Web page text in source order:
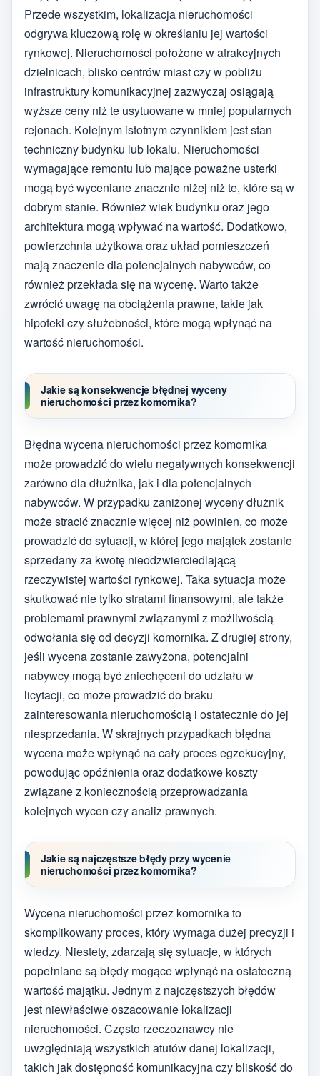
Przede wszystkim, lokalizacja nieruchomości
odgrywa kluczową rolę w określaniu jej wartości
rynkowej. Nieruchomości położone w atrakcyjnych
dzielnicach, blisko centrów miast czy w pobliżu
infrastruktury komunikacyjnej zazwyczaj osiągają
wyższe ceny niż te usytuowane w mniej popularnych
rejonach. Kolejnym istotnym czynnikiem jest stan
techniczny budynku lub lokalu. Nieruchomości
wymagające remontu lub mające poważne usterki
mogą być wyceniane znacznie niżej niż te, które są w
dobrym stanie. Również wiek budynku oraz jego
architektura mogą wpływać na wartość. Dodatkowo,
powierzchnia użytkowa oraz układ pomieszczeń
mają znaczenie dla potencjalnych nabywców, co
również przekłada się na wycenę. Warto także
zwrócić uwagę na obciążenia prawne, takie jak
hipoteki czy służebności, które mogą wpłynąć na
wartość nieruchomości.
Jakie są konsekwencje błędnej wyceny
nieruchomości przez komornika?
Błędna wycena nieruchomości przez komornika
może prowadzić do wielu negatywnych konsekwencji
zarówno dla dłużnika, jak i dla potencjalnych
nabywców. W przypadku zaniżonej wyceny dłużnik
może stracić znacznie więcej niż powinien, co może
prowadzić do sytuacji, w której jego majątek zostanie
sprzedany za kwotę nieodzwierciedlającą
rzeczywistej wartości rynkowej. Taka sytuacja może
skutkować nie tylko stratami finansowymi, ale także
problemami prawnymi związanymi z możliwością
odwołania się od decyzji komornika. Z drugiej strony,
jeśli wycena zostanie zawyżona, potencjalni
nabywcy mogą być zniechęceni do udziału w
licytacji, co może prowadzić do braku
zainteresowania nieruchomością i ostatecznie do jej
niesprzedania. W skrajnych przypadkach błędna
wycena może wpłynąć na cały proces egzekucyjny,
powodując opóźnienia oraz dodatkowe koszty
związane z koniecznością przeprowadzania
kolejnych wycen czy analiz prawnych.
Jakie są najczęstsze błędy przy wycenie
nieruchomości przez komornika?
Wycena nieruchomości przez komornika to
skomplikowany proces, który wymaga dużej precyzji i
wiedzy. Niestety, zdarzają się sytuacje, w których
popełniane są błędy mogące wpłynąć na ostateczną
wartość majątku. Jednym z najczęstszych błędów
jest niewłaściwe oszacowanie lokalizacji
nieruchomości. Często rzeczoznawcy nie
uwzględniają wszystkich atutów danej lokalizacji,
takich jak dostępność komunikacyjna czy bliskość do